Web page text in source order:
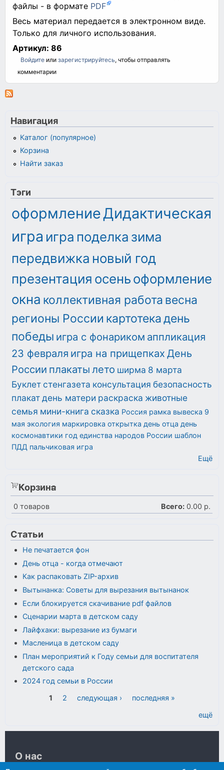
файлы - в формате PDF
Весь материал передается в электронном виде.
Только для личного использования.
Артикул: 86
Войдите или зарегистрируйтесь, чтобы отправлять
комментарии
Навигация
Каталог (популярное)
Корзина
Найти заказ
Тэги
оформлениеДидактическая
игра игра поделка зима
передвижка новый год
презентация осеньоформление
окна коллективная работа весна
регионы России картотекадень
победы игра с фонариком аппликация
23 февраля игра на прищепках День
России плакаты лето ширма 8 марта
Буклет стенгазета консультация безопасность
плакатдень матери раскраска животные
семья мини-книга сказка Россия рамка вывеска 9
мая экология маркировка открытка день отца день
космонавтики год единства народов России шаблон
ПДД пальчиковая игра
Ещё
Корзина
0 товаров Всего: 0.00 р.
Статьи
Не печатается фон
День отца - когда отмечают
Как распаковать ZIP-архив
Вытынанка: Советы для вырезания вытынанок
Если блокируется скачивание pdf файлов
Сценарии марта в детском саду
Лайфхаки: вырезание из бумаги
Масленица в детском саду
План мероприятий к Году семьи для воспитателя
детского сада
2024 год семьи в России
Страницы
1 2 следующая ›
последняя »
ещё
О нас